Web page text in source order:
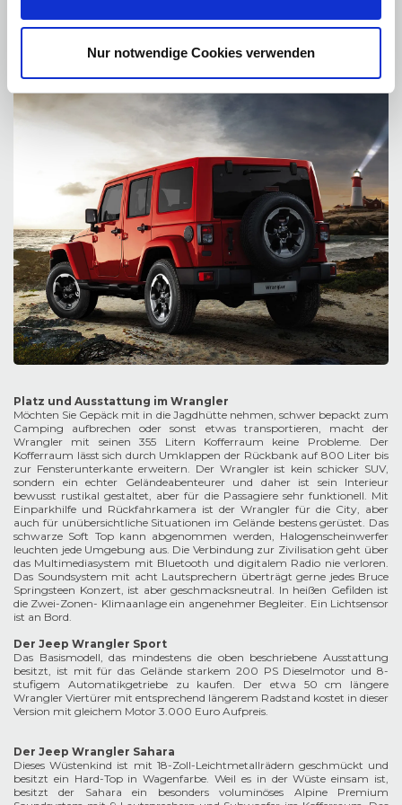
Nur notwendige Cookies verwenden
uns oft weit niedriger als der Preisempfehlung des Herstellers. Unser
eine günstige Jeep Wrangler Finanzierung zu finden.
Platz und Ausstattung im Wrangler
Möchten Sie Gepäck mit in die Jagdhütte nehmen, schwer bepackt zum
Camping aufbrechen oder sonst etwas transportieren, macht der
Wrangler mit seinen 355 Litern Kofferraum keine Probleme. Der
Kofferraum lässt sich durch Umklappen der Rückbank auf 800 Liter bis
zur Fensterunterkante erweitern. Der Wrangler ist kein schicker SUV,
sondern ein echter Geländeabenteurer und daher ist sein Interieur
bewusst rustikal gestaltet, aber für die Passagiere sehr funktionell. Mit
Einparkhilfe und Rückfahrkamera ist der Wrangler für die City, aber
auch für unübersichtliche Situationen im Gelände bestens gerüstet. Das
schwarze Soft Top kann abgenommen werden, Halogenscheinwerfer
leuchten jede Umgebung aus. Die Verbindung zur Zivilisation geht über
das Multimediasystem mit Bluetooth und digitalem Radio nie verloren.
Das Soundsystem mit acht Lautsprechern überträgt gerne jedes Bruce
Springsteen Konzert, ist aber geschmacksneutral. In heißen Gefilden ist
die Zwei-Zonen- Klimaanlage ein angenehmer Begleiter. Ein Lichtsensor
ist an Bord.
Der Jeep Wrangler Sport
Das Basismodell, das mindestens die oben beschriebene Ausstattung
besitzt, ist mit für das Gelände starkem 200 PS Dieselmotor und 8-
stufigem Automatikgetriebe zu kaufen. Der etwa 50 cm längere
Wrangler Viertürer mit entsprechend längerem Radstand kostet in dieser
Version mit gleichem Motor 3.000 Euro Aufpreis.
Der Jeep Wrangler Sahara
Dieses Wüstenkind ist mit 18-Zoll-Leichtmetallrädern geschmückt und
besitzt ein Hard-Top in Wagenfarbe. Weil es in der Wüste einsam ist,
besitzt der Sahara ein besonders voluminöses Alpine Premium